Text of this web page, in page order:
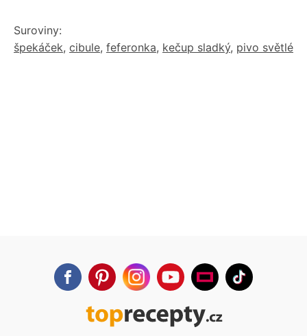
Suroviny:
špekáček, cibule, feferonka, kečup sladký, pivo světlé